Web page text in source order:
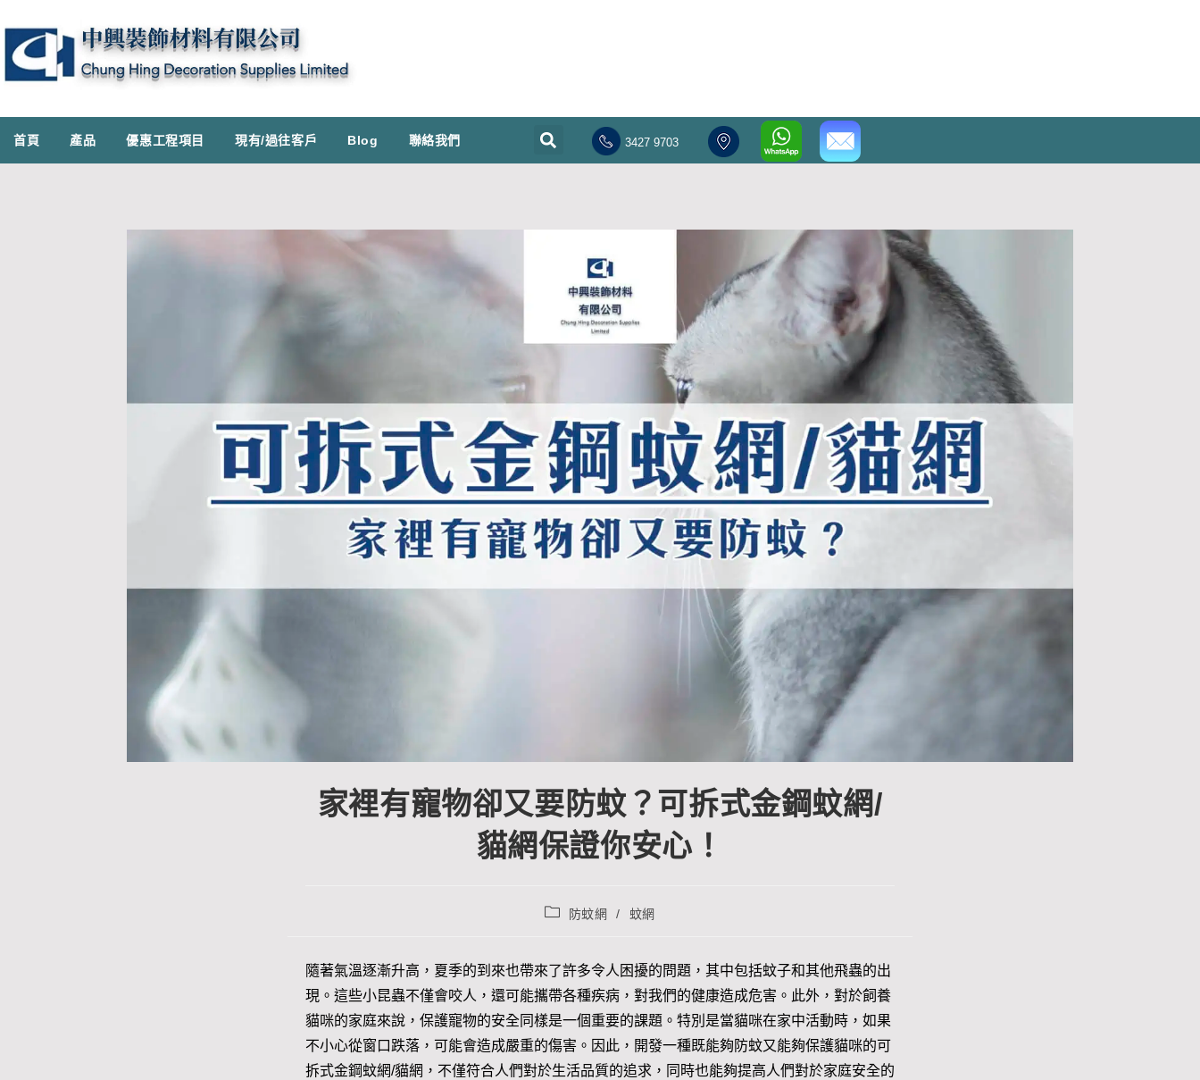
首頁 產品 優惠工程項目 現有/過往客戶 Blog 聯絡我們 3427 9703
家裡有寵物卻又要防蚊？可拆式金鋼蚊網/
貓網保證你安心！
防蚊網 / 蚊網
隨著氣溫逐漸升高，夏季的到來也帶來了許多令人困擾的問題，其中包括蚊子和其他飛蟲的出
現。這些小昆蟲不僅會咬人，還可能攜帶各種疾病，對我們的健康造成危害。此外，對於飼養
貓咪的家庭來說，保護寵物的安全同樣是一個重要的課題。特別是當貓咪在家中活動時，如果
不小心從窗口跌落，可能會造成嚴重的傷害。因此，開發一種既能夠防蚊又能夠保護貓咪的可
拆式金鋼蚊網/貓網，不僅符合人們對於生活品質的追求，同時也能夠提高人們對於家庭安全的